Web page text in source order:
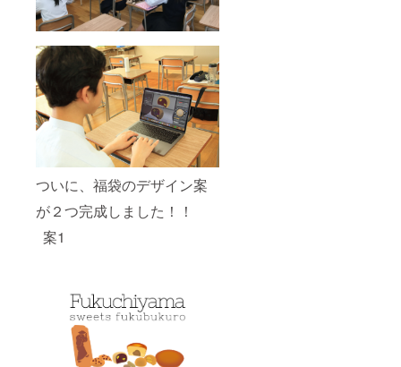
ついに、福袋のデザイン案
が２つ完成しました！！
案1